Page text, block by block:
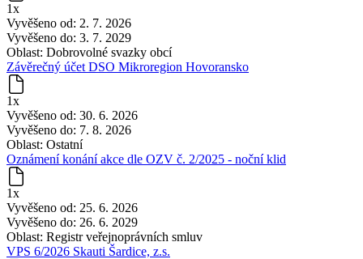
1x
Vyvěšeno od: 2. 7. 2026
Vyvěšeno do: 3. 7. 2029
Oblast: Dobrovolné svazky obcí
Závěrečný účet DSO Mikroregion Hovoransko
1x
Vyvěšeno od: 30. 6. 2026
Vyvěšeno do: 7. 8. 2026
Oblast: Ostatní
Oznámení konání akce dle OZV č. 2/2025 - noční klid
1x
Vyvěšeno od: 25. 6. 2026
Vyvěšeno do: 26. 6. 2029
Oblast: Registr veřejnoprávních smluv
VPS 6/2026 Skauti Šardice, z.s.